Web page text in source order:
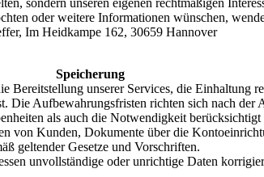
sondern unseren eigenen rechtmäßigen
oder weitere Informationen wünschen,
Im Heidkampe 162, 30659 Hannover
Speicherung
Bereitstellung unserer Services, die Einhaltung
Aufbewahrungsfristen richten sich nach der
als auch die Notwendigkeit
von Kunden, Dokumente über die
geltender Gesetze und Vorschriften.
unvollständige oder unrichtige Daten